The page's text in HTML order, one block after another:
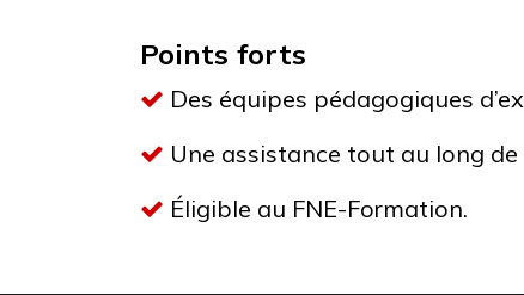
Points forts
Des équipes pédagogiques
Une assistance tout au long
Éligible au FNE-Formation.